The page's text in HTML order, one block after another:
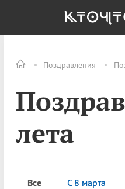
Поздравления
лета
Все С 8 марта